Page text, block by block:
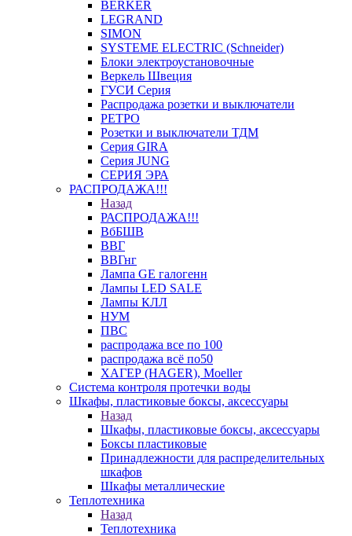
BERKER
LEGRAND
SIMON
SYSTEME ELECTRIC (Schneider)
Блоки электроустановочные
Веркель Швеция
ГУСИ Серия
Распродажа розетки и выключатели
РЕТРО
Розетки и выключатели ТДМ
Серия GIRA
Серия JUNG
СЕРИЯ ЭРА
РАСПРОДАЖА!!!
Назад
РАСПРОДАЖА!!!
ВбБШВ
ВВГ
ВВГнг
Лампа GE галогенн
Лампы LED SALE
Лампы КЛЛ
НУМ
ПВС
распродажа все по 100
распродажа всё по50
ХАГЕР (HAGER), Moeller
Система контроля протечки воды
Шкафы, пластиковые боксы, аксессуары
Назад
Шкафы, пластиковые боксы, аксессуары
Боксы пластиковые
Принадлежности для распределительных
шкафов
Шкафы металлические
Теплотехника
Назад
Теплотехника